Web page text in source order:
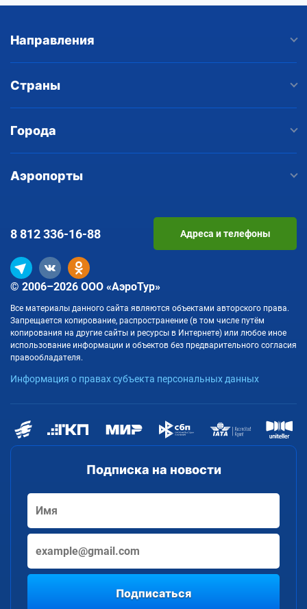
Направления
Страны
Города
Аэропорты
Подписка на новости
Подписаться
© 2006–2026 ООО «АэроТур»
Все материалы данного сайта являются объектами авторского права.
Запрещается копирование, распространение (в том числе путём
копирования на другие сайты и ресурсы в Интернете) или любое иное
использование информации и объектов без предварительного согласия
правообладателя.
Информация о правах субъекта персональных данных
8 812336-16-88 Адреса и телефоны